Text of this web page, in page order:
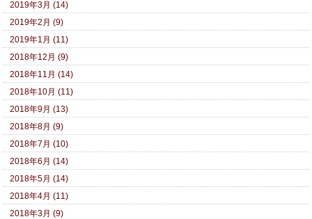
2019年3月 (14)
2019年2月 (9)
2019年1月 (11)
2018年12月 (9)
2018年11月 (14)
2018年10月 (11)
2018年9月 (13)
2018年8月 (9)
2018年7月 (10)
2018年6月 (14)
2018年5月 (14)
2018年4月 (11)
2018年3月 (9)